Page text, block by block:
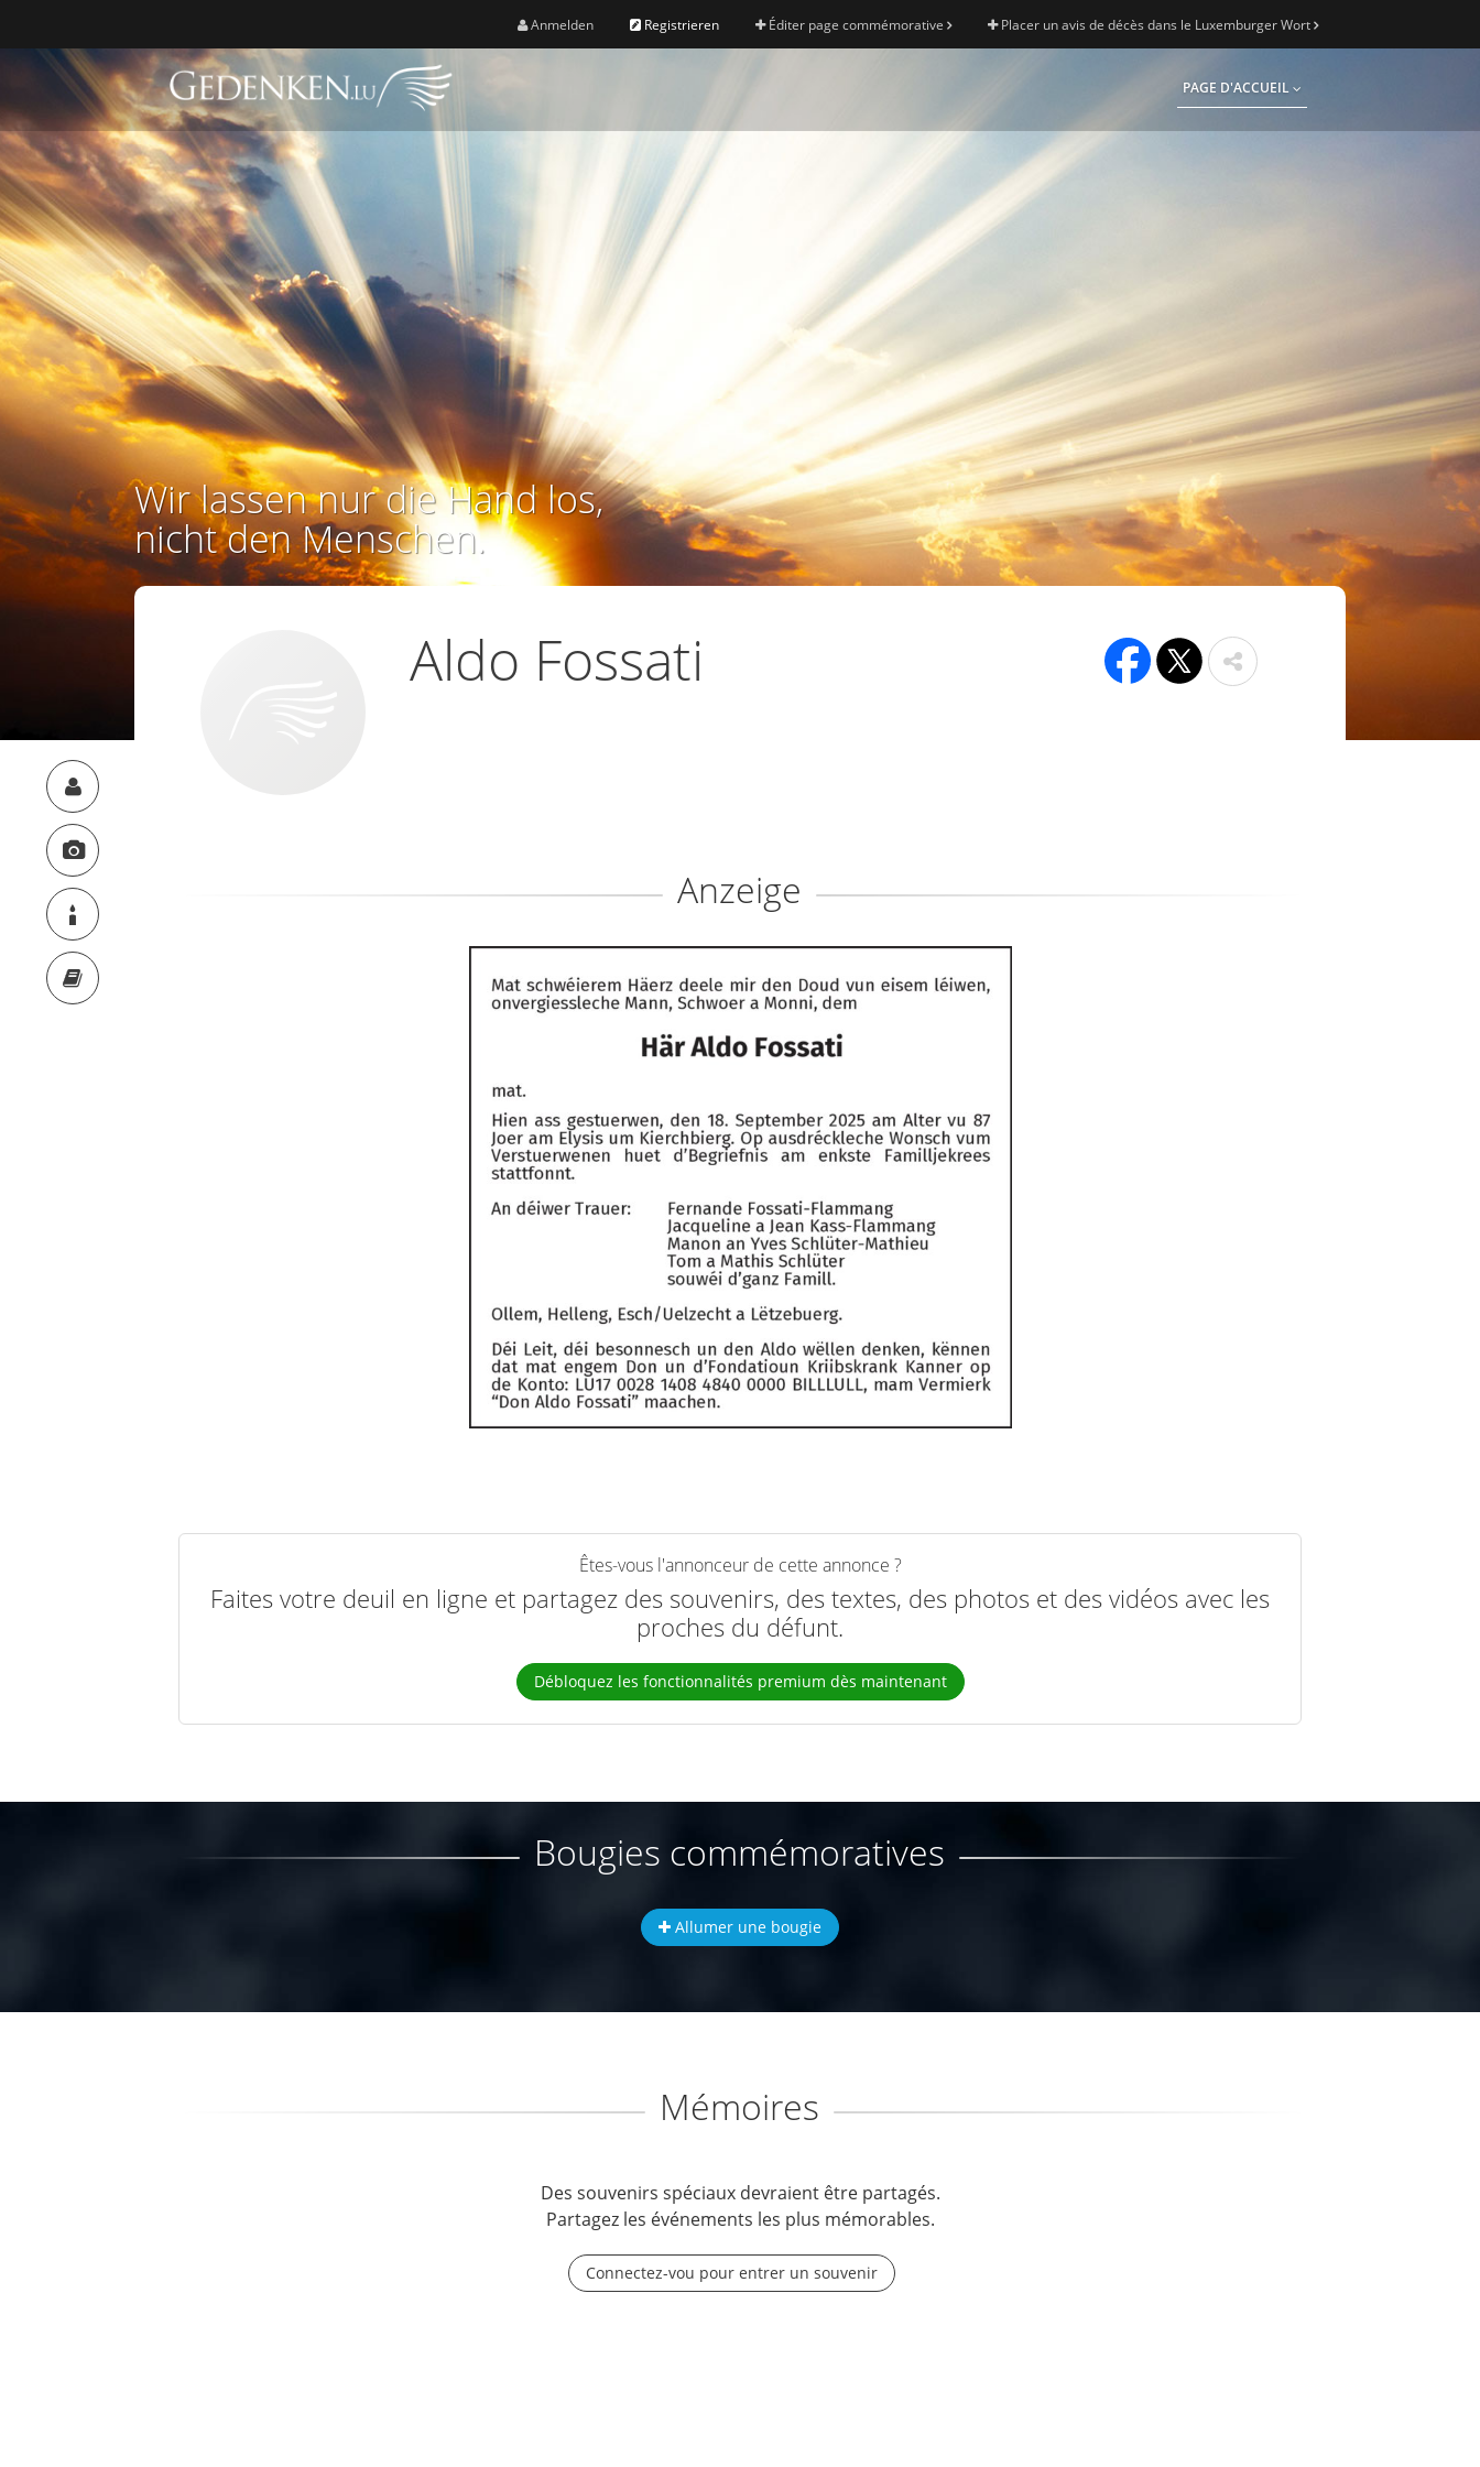
Anmelden Registrieren Éditer page commémorative Placer un avis de décès dans le Luxemburger Wort
PAGE D'ACCUEIL
Wir lassen nur die Hand los,
nicht den Menschen.
Aldo Fossati
Anzeige
Êtes-vous l'annonceur de cette annonce ?
Faites votre deuil en ligne et partagez des souvenirs, des textes, des photos et des vidéos avec les
proches du défunt.
Débloquez les fonctionnalités premium dès maintenant
Bougies commémoratives
Allumer une bougie
Mémoires
Des souvenirs spéciaux devraient être partagés.
Partagez les événements les plus mémorables.
Connectez-vou pour entrer un souvenir